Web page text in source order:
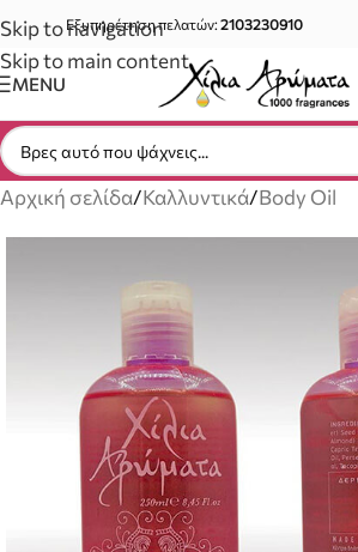
Skip to navigation
Skip to main content
Εξυπηρέτηση πελατών:2103230910
MENU
Αρχική σελίδα/Καλλυντικά/Body Oil